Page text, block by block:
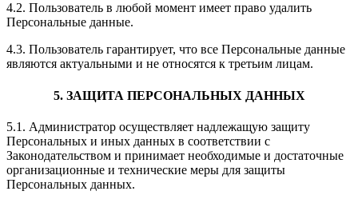
4.2. Пользователь в любой момент имеет право удалить
Персональные данные.
4.3. Пользователь гарантирует, что все Персональные данные
являются актуальными и не относятся к третьим лицам.
5. ЗАЩИТА ПЕРСОНАЛЬНЫХ ДАННЫХ
5.1. Администратор осуществляет надлежащую защиту
Персональных и иных данных в соответствии с
Законодательством и принимает необходимые и достаточные
организационные и технические меры для защиты
Персональных данных.